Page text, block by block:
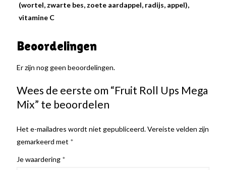
(wortel, zwarte bes, zoete aardappel, radijs, appel),
vitamine C
Beoordelingen
Er zijn nog geen beoordelingen.
Wees de eerste om “Fruit Roll Ups Mega
Mix” te beoordelen
Het e-mailadres wordt niet gepubliceerd.Vereiste velden zijn
gemarkeerd met *
Je waardering *